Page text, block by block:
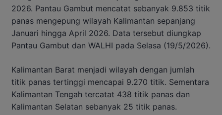
2026. Pantau Gambut mencatat sebanyak 9.853 titik
panas mengepung wilayah Kalimantan sepanjang
Januari hingga April 2026. Data tersebut diungkap
Pantau Gambut dan WALHI pada Selasa (19/5/2026).
Kalimantan Barat menjadi wilayah dengan jumlah
titik panas tertinggi mencapai 9.270 titik. Sementara
Kalimantan Tengah tercatat 438 titik panas dan
Kalimantan Selatan sebanyak 25 titik panas.